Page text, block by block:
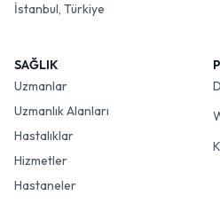
İstanbul, Türkiye
SAĞLIK
Uzmanlar
Uzmanlık Alanları
Hastalıklar
Hizmetler
Hastaneler